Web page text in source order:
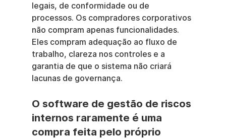
legais, de conformidade ou de
processos. Os compradores corporativos
não compram apenas funcionalidades.
Eles compram adequação ao fluxo de
trabalho, clareza nos controles e a
garantia de que o sistema não criará
lacunas de governança.
O software de gestão de riscos
internos raramente é uma
compra feita pelo próprio